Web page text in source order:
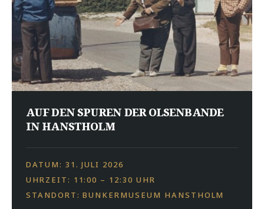
AUF DEN SPUREN DER OLSENBANDE
IN HANSTHOLM
DATUM: 31. JULI 2026
UHRZEIT: 11:00 – 12:30 UHR
STANDORT: BUNKERMUSEUM HANSTHOLM